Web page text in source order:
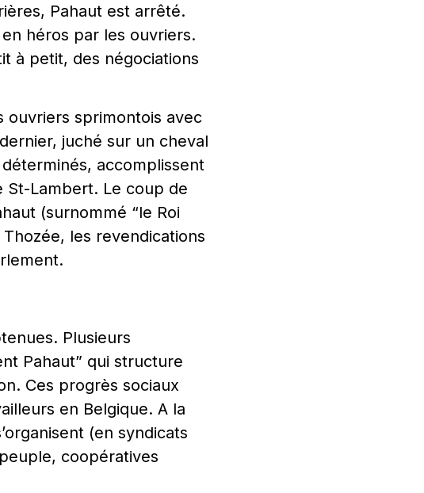
Pahaut est arrêté.
héros par les ouvriers.
à petit, des négociations
ouvriers sprimontois avec
juché sur un cheval
accomplissent
St-Lambert. Le coup de
(surnommé “le Roi
les revendications
Plusieurs
Pahaut” qui structure
Ces progrès sociaux
en Belgique. A la
(en syndicats
coopératives